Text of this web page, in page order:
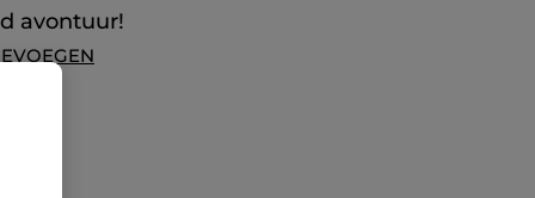
avontuur!